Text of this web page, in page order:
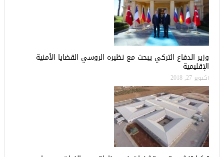
وزير الدفاع التركي يبحث مع نظيره الروسي القضايا الأمنية
الإقليمية
أكتوبر 27, 2018